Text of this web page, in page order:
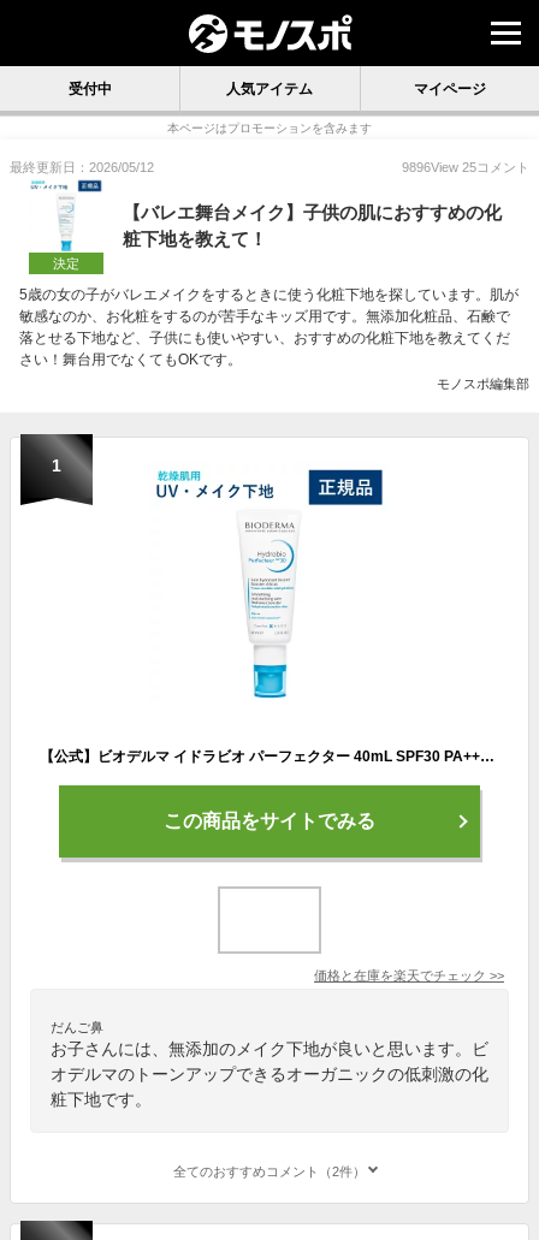
受付中 人気アイテム マイページ
本ページはプロモーションを含みます
最終更新日：2026/05/12 9896View 25コメント
決定
【バレエ舞台メイク】子供の肌におすすめの化
粧下地を教えて！
5歳の女の子がバレエメイクをするときに使う化粧下地を探しています。肌が
敏感なのか、お化粧をするのが苦手なキッズ用です。無添加化粧品、石鹸で
落とせる下地など、子供にも使いやすい、おすすめの化粧下地を教えてくだ
さい！舞台用でなくてもOKです。
モノスポ編集部
1
【公式】ビオデルマ イドラビオ パーフェクター 40mL SPF30 PA+++ 乾燥肌用 UV・メイク下地（UV 日焼け止め 化粧下地 メイク下地トーンアップ 敏感肌）
この商品をサイトでみる
価格と在庫を楽天でチェック >>
だんご鼻
お子さんには、無添加のメイク下地が良いと思います。ビ
オデルマのトーンアップできるオーガニックの低刺激の化
粧下地です。
全てのおすすめコメント（2件）